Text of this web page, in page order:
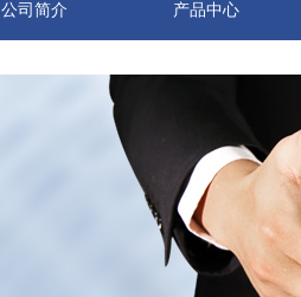
公司简介 产品中心